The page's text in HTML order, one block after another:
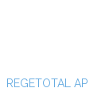
REGETOTAL AP